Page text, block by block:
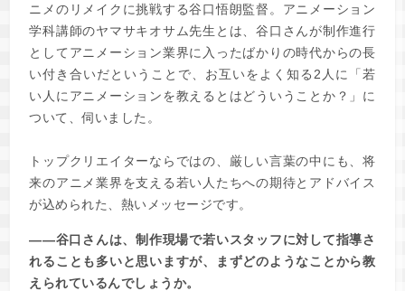
ニメのリメイクに挑戦する谷口悟朗監督。アニメーション
学科講師のヤマサキオサム先生とは、谷口さんが制作進行
としてアニメーション業界に入ったばかりの時代からの長
い付き合いだということで、お互いをよく知る2人に「若
い人にアニメーションを教えるとはどういうことか？」に
ついて、伺いました。
トップクリエイターならではの、厳しい言葉の中にも、将
来のアニメ業界を支える若い人たちへの期待とアドバイス
が込められた、熱いメッセージです。
――谷口さんは、制作現場で若いスタッフに対して指導さ
れることも多いと思いますが、まずどのようなことから教
えられているんでしょうか。